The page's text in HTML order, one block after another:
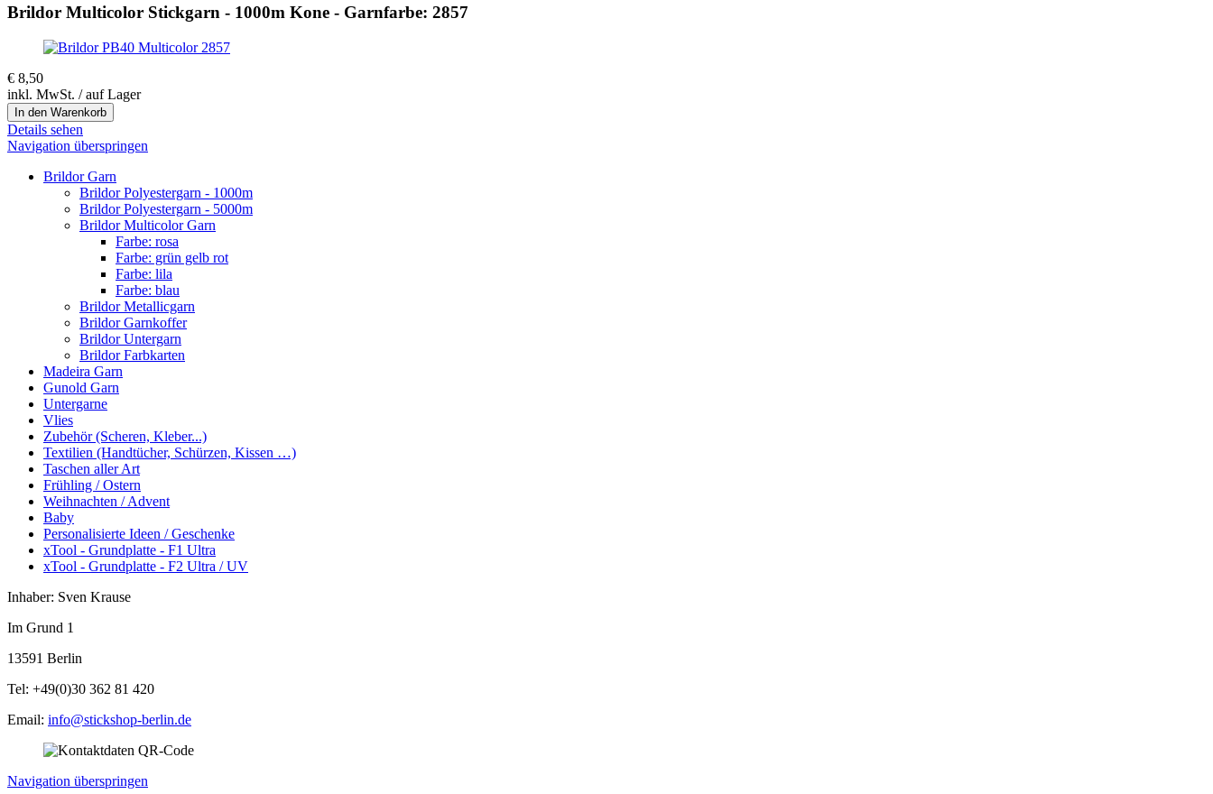
Brildor Multicolor Stickgarn - 1000m Kone - Garnfarbe: 2857
€ 8,50
inkl. MwSt. / auf Lager
Details sehen
Navigation überspringen
Brildor Garn
Brildor Polyestergarn - 1000m
Brildor Polyestergarn - 5000m
Brildor Multicolor Garn
Farbe: rosa
Farbe: grün gelb rot
Farbe: lila
Farbe: blau
Brildor Metallicgarn
Brildor Garnkoffer
Brildor Untergarn
Brildor Farbkarten
Madeira Garn
Gunold Garn
Untergarne
Vlies
Zubehör (Scheren, Kleber...)
Textilien (Handtücher, Schürzen, Kissen …)
Taschen aller Art
Frühling / Ostern
Weihnachten / Advent
Baby
Personalisierte Ideen / Geschenke
xTool - Grundplatte - F1 Ultra
xTool - Grundplatte - F2 Ultra / UV
Inhaber: Sven Krause
Im Grund 1
13591 Berlin
Tel: +49(0)30 362 81 420
Email: info@stickshop-berlin.de
Navigation überspringen